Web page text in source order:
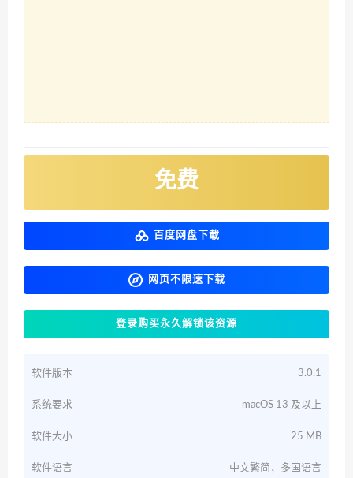
免费
百度网盘下载
网页不限速下载
登录购买永久解锁该资源
软件版本 3.0.1
系统要求 macOS 13 及以上
软件大小 25 MB
软件语言 中文繁简，多国语言